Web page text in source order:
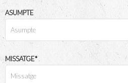
ASUMPTE
MISSATGE*